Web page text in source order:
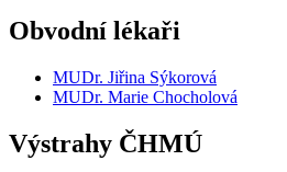
Obvodní lékaři
MUDr. Jiřina Sýkorová
MUDr. Marie Chocholová
Výstrahy ČHMÚ